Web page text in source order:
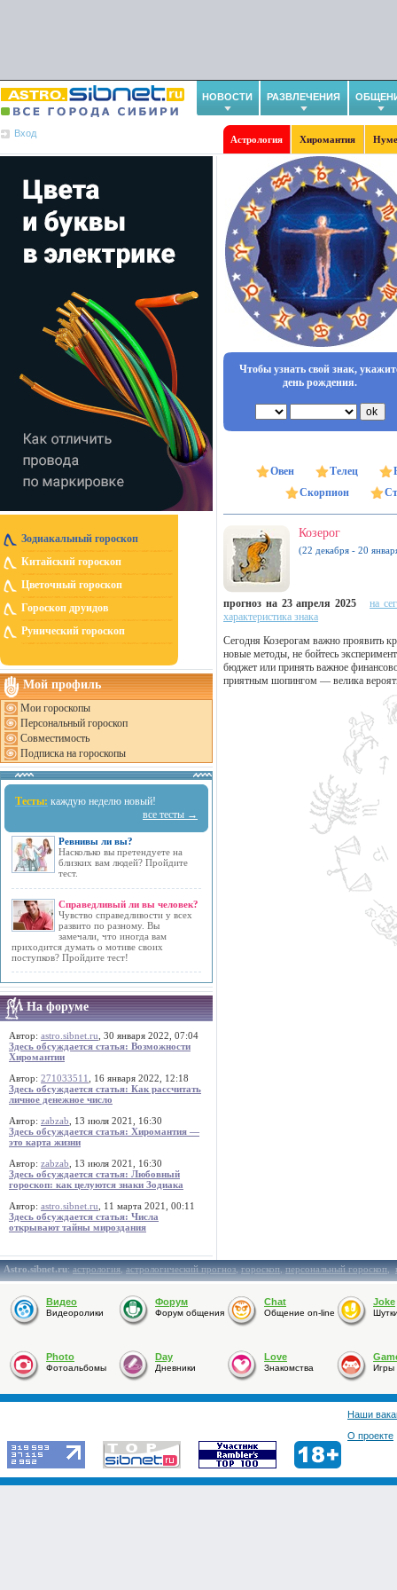
НОВОСТИ РАЗВЛЕЧЕНИЯ
Вход
Астрология Хиромантия
Зодиакальный гороскоп
Китайский гороскоп
Цветочный гороскоп
Гороскоп друидов
Рунический гороскоп
Мой профиль
Мои гороскопы
Персональный гороскоп
Совместимость
Подписка на гороскопы
Тесты: каждую неделю новый!
все тесты →
Ревнивы ли вы?
Насколько вы претендуете на
близких вам людей? Пройдите
тест.
Справедливый ли вы человек?
Чувство справедливости у всех
развито по разному. Вы
замечали, что иногда вам
приходится думать о мотиве своих
поступков? Пройдите тест!
На форуме
Автор: astro.sibnet.ru , 30 января 2022, 07:04
Здесь обсуждается статья: Возможности
Хиромантии
Автор: 271033511
, 16 января 2022, 12:18
Здесь обсуждается статья: Как рассчитать
личное денежное число
Автор: zabzab , 13 июля 2021, 16:30
Здесь обсуждается статья: Хиромантия —
это карта жизни
Автор: zabzab , 13 июля 2021, 16:30
Здесь обсуждается статья: Любовный
гороскоп: как целуются знаки Зодиака
Автор: astro.sibnet.ru , 11 марта 2021, 00:11
Здесь обсуждается статья: Числа
открывают тайны мироздания
Чтобы узнать свой знак,
день рождения.
Овен Телец
Скорпион
Козерог
(22 декабря - 20
прогноз на 23 апреля 2025
на
характеристика знака
Сегодня Козерогам важно проявить
новые методы, не бойтесь
бюджет или принять важное
приятным шопингом — велика
Astro.sibnet.ru:астрология,астрологический прогноз,гороскоп,персональный гороскоп,
Видео
Видеоролики
Форум
Форум общения
Chat
Общение on-line
Joke
Photo
Фотоальбомы
Day
Дневники
Love
Знакомства Игры
Наши
О проекте